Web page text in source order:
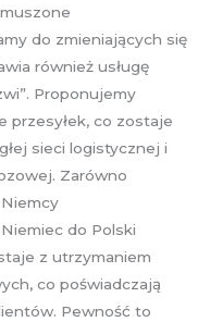
do zmieniających się
również usługę
Proponujemy
przesyłek, co zostaje
sieci logistycznej i
Zarówno
do Polski
z utrzymaniem
co poświadczają
Pewność to